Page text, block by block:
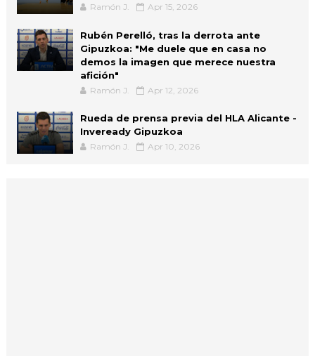
Ramón J. Apr 15, 2026
Rubén Perelló, tras la derrota ante
Gipuzkoa: "Me duele que en casa no
demos la imagen que merece nuestra
afición"
Ramón J. Apr 12, 2026
Rueda de prensa previa del HLA Alicante -
Inveready Gipuzkoa
Ramón J. Apr 10, 2026